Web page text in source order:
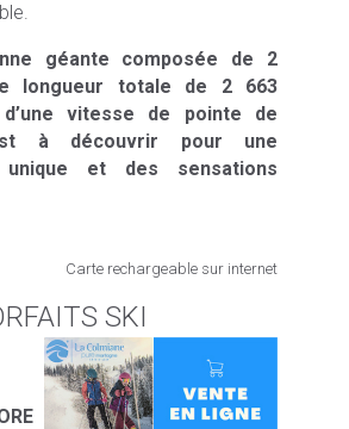
géante composée de 2
longueur totale de 2 663
vitesse de pointe de
à découvrir pour une
unique et des sensations
Carte rechargeable sur internet
SKI